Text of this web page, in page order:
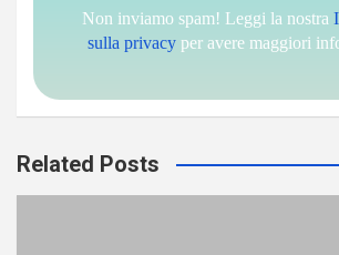
Non inviamo spam! Leggi la nostra
sulla privacy per avere maggiori
Related Posts